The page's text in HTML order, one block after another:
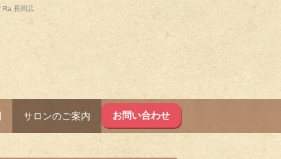
Ra 長岡店
サロンのご案内 お問い合わせ